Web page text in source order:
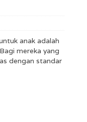
anak adalah
mereka yang
dengan standar